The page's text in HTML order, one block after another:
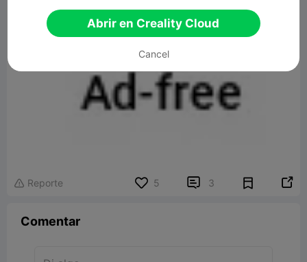
 Reporte 5  3 
Comentar
Abrir en Creality Cloud
Cancel